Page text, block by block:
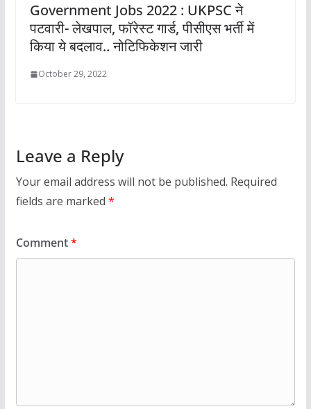
Government Jobs 2022 : UKPSC ने
पटवारी- लेखपाल, फॉरेस्ट गार्ड, पीसीएस भर्ती में
किया ये बदलाव.. नोटिफिकेशन जारी
October 29, 2022
Leave a Reply
Your email address will not be published. Required
fields are marked *
Comment*